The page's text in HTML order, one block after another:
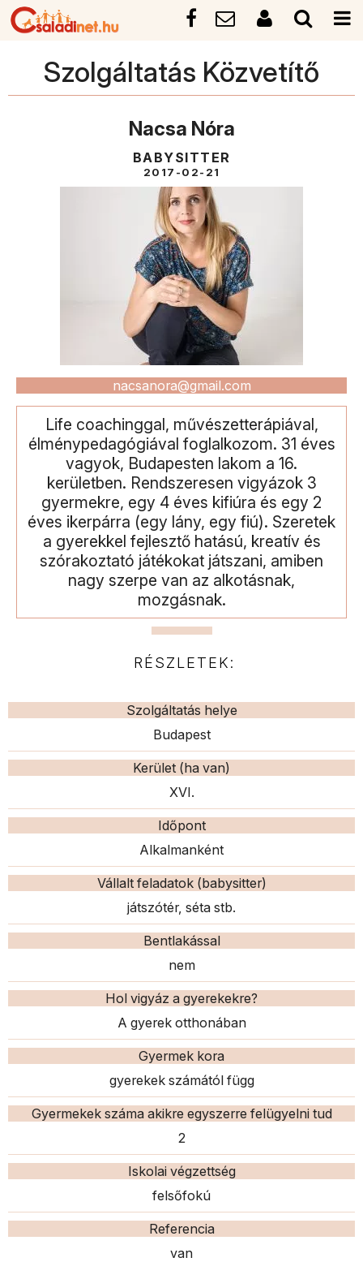
Szolgáltatás Közvetítő
Nacsa Nóra
BABYSITTER
2017-02-21
nacsanora@gmail.com
Life coachinggal, művészetterápiával,
élménypedagógiával foglalkozom. 31 éves
vagyok, Budapesten lakom a 16.
kerületben. Rendszeresen vigyázok 3
gyermekre, egy 4 éves kifiúra és egy 2
éves ikerpárra (egy lány, egy fiú). Szeretek
a gyerekkel fejlesztő hatású, kreatív és
szórakoztató játékokat játszani, amiben
nagy szerpe van az alkotásnak,
mozgásnak.
RÉSZLETEK:
Szolgáltatás helye
Budapest
Kerület (ha van)
XVI.
Időpont
Alkalmanként
Vállalt feladatok (babysitter)
játszótér, séta stb.
Bentlakással
nem
Hol vigyáz a gyerekekre?
A gyerek otthonában
Gyermek kora
gyerekek számától függ
Gyermekek száma akikre egyszerre felügyelni tud
2
Iskolai végzettség
felsőfokú
Referencia
van